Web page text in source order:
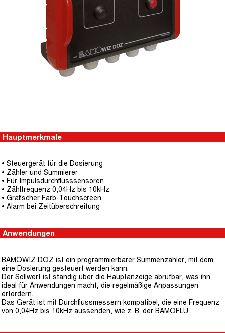
Hauptmerkmale
• Steuergerät für die Dosierung
• Zähler und Summierer
• Für Impulsdurchflusssensoren
• Zählfrequenz 0,04Hz bis 10kHz
• Grafischer Farb-Touchscreen
• Alarm bei Zeitüberschreitung
Anwendungen
BAMOWIZ DOZ ist ein programmierbarer Summenzähler, mit dem
eine Dosierung gesteuert werden kann.
Der Sollwert ist ständig über die Hauptanzeige abrufbar, was ihn
ideal für Anwendungen macht, die regelmäßige Anpassungen
erfordern.
Das Gerät ist mit Durchflussmessern kompatibel, die eine Frequenz
von 0,04Hz bis 10kHz aussenden, wie z. B. der BAMOFLU.